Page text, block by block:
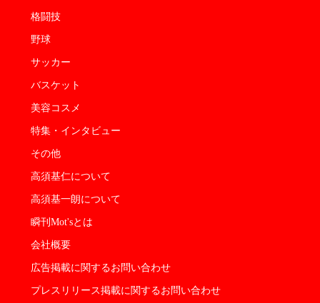
格闘技
野球
サッカー
バスケット
美容コスメ
特集・インタビュー
その他
高須基仁について
高須基一朗について
瞬刊Mot'sとは
会社概要
広告掲載に関するお問い合わせ
プレスリリース掲載に関するお問い合わせ